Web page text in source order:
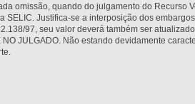
omissão, quando do julgamento do
Justifica-se a interposição dos
97, seu valor deverá também ser
JULGADO. Não estando devidamente